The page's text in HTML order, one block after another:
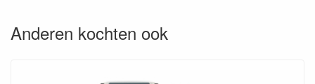
Anderen kochten ook